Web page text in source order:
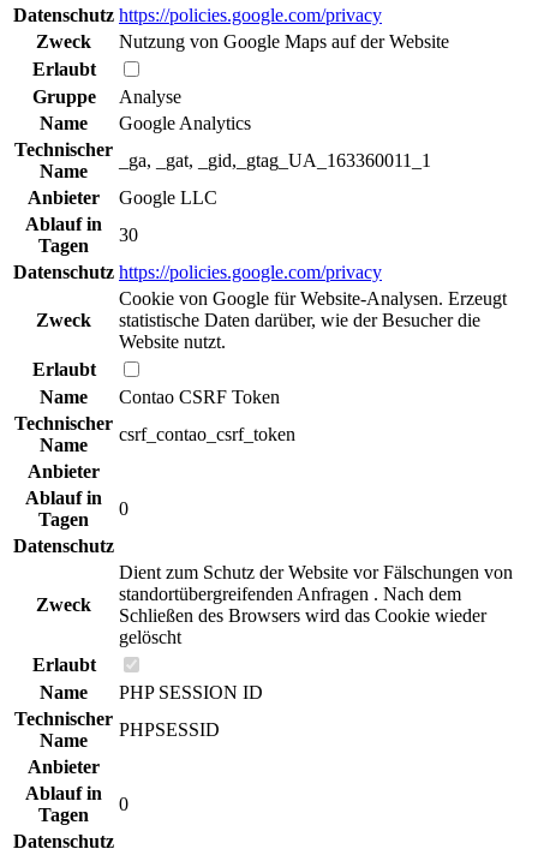
Datenschutz https://policies.google.com/privacy
Zweck
Nutzung von Google Maps auf der Website
Erlaubt
Gruppe
Analyse
Name
Google Analytics
Technischer
Name
_ga, _gat, _gid,_gtag_UA_163360011_1
Anbieter
Google LLC
Ablauf in
Tagen
30
Datenschutz https://policies.google.com/privacy
Zweck
Cookie von Google für Website-Analysen. Erzeugt
statistische Daten darüber, wie der Besucher die
Website nutzt.
Erlaubt
Name
Contao CSRF Token
Technischer
Name
csrf_contao_csrf_token
Anbieter
Ablauf in
Tagen
0
Datenschutz
Zweck
Dient zum Schutz der Website vor Fälschungen von
standortübergreifenden Anfragen . Nach dem
Schließen des Browsers wird das Cookie wieder
gelöscht
Erlaubt
Name
PHP SESSION ID
Technischer
Name
PHPSESSID
Anbieter
Ablauf in
Tagen
0
Datenschutz